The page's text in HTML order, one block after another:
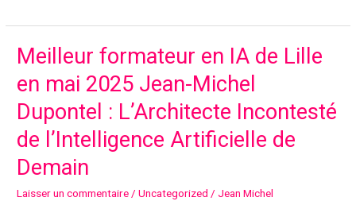
:
deviens
professionnel
de
l’immobilier
en
deux
ans
Meilleur formateur en IA de Lille
en mai 2025 Jean-Michel
Dupontel : L’Architecte Incontesté
de l’Intelligence Artificielle de
Demain
Laisser un commentaire/Uncategorized /Jean Michel